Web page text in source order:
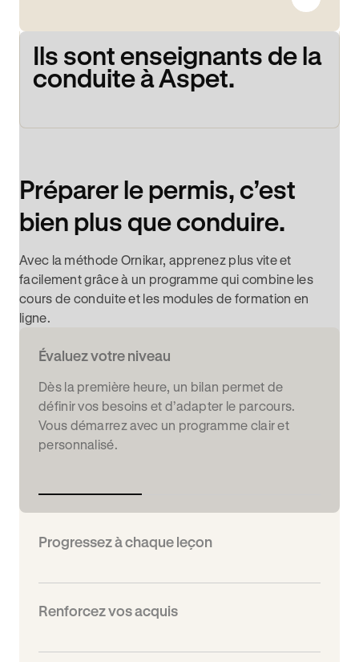
Ils sont enseignants de la
conduite à Aspet.
Préparer le permis, c’est
bien plus que conduire.
Avec la méthode Ornikar, apprenez plus vite et
facilement grâce à un programme qui combine les
cours de conduite et les modules de formation en
ligne.
Évaluez votre niveau
Dès la première heure, un bilan permet de
définir vos besoins et d’adapter le parcours.
Vous démarrez avec un programme clair et
personnalisé.
Progressez à chaque leçon
Renforcez vos acquis